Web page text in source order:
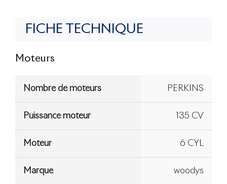
FICHE TECHNIQUE
Moteurs
Nombre de moteurs PERKINS
Puissance moteur 135 CV
Moteur 6 CYL
Marque woodys